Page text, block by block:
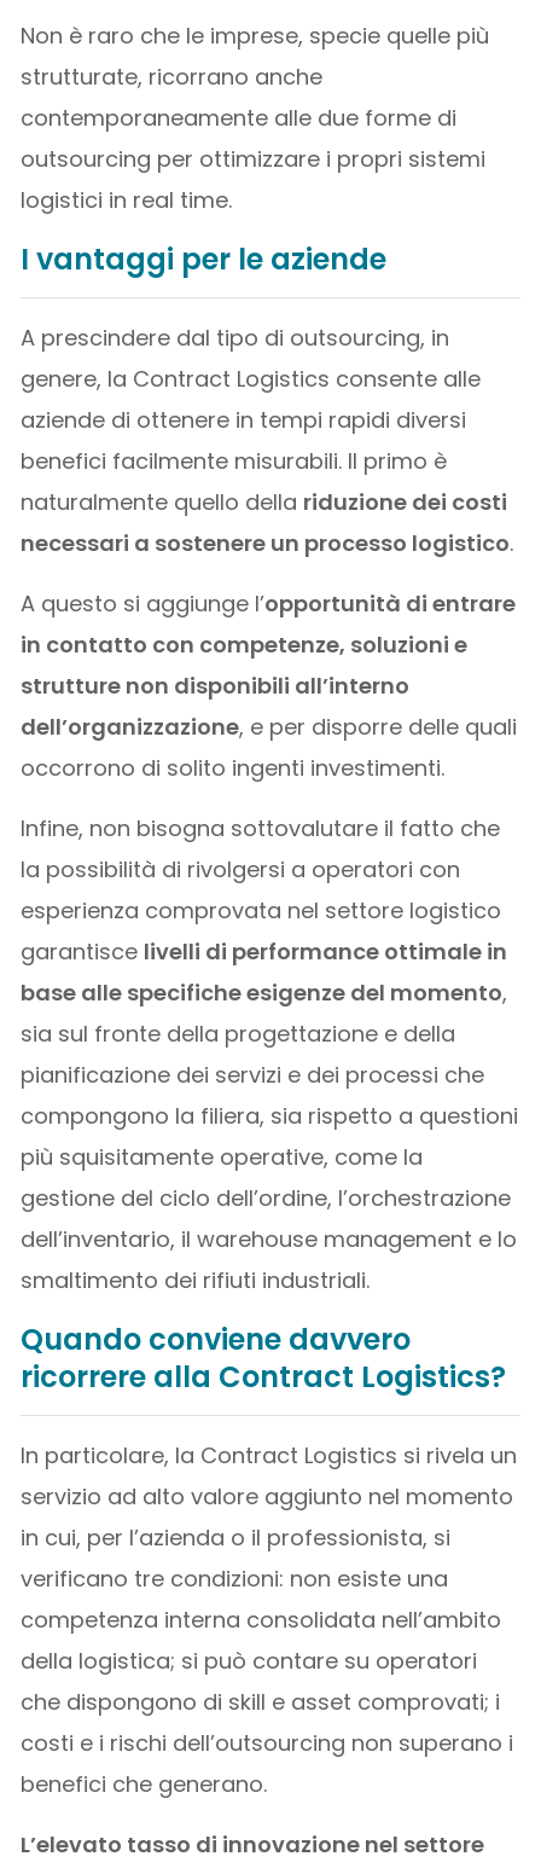
Non è raro che le imprese, specie quelle più
strutturate, ricorrano anche
contemporaneamente alle due forme di
outsourcing per ottimizzare i propri sistemi
logistici in real time.
I vantaggi per le aziende
A prescindere dal tipo di outsourcing, in
genere, la Contract Logistics consente alle
aziende di ottenere in tempi rapidi diversi
benefici facilmente misurabili. Il primo è
naturalmente quello della riduzione dei costi
necessari a sostenere un processo logistico.
A questo si aggiunge l’opportunità di entrare
in contatto con competenze, soluzioni e
strutture non disponibili all’interno
dell’organizzazione, e per disporre delle quali
occorrono di solito ingenti investimenti.
Infine, non bisogna sottovalutare il fatto che
la possibilità di rivolgersi a operatori con
esperienza comprovata nel settore logistico
garantisce livelli di performance ottimale in
base alle specifiche esigenze del momento,
sia sul fronte della progettazione e della
pianificazione dei servizi e dei processi che
compongono la filiera, sia rispetto a questioni
più squisitamente operative, come la
gestione del ciclo dell’ordine, l’orchestrazione
dell’inventario, il warehouse management e lo
smaltimento dei rifiuti industriali.
Quando conviene davvero
ricorrere alla Contract Logistics?
In particolare, la Contract Logistics si rivela un
servizio ad alto valore aggiunto nel momento
in cui, per l’azienda o il professionista, si
verificano tre condizioni: non esiste una
competenza interna consolidata nell’ambito
della logistica; si può contare su operatori
che dispongono di skill e asset comprovati; i
costi e i rischi dell’outsourcing non superano i
benefici che generano.
L’elevato tasso di innovazione nel settore